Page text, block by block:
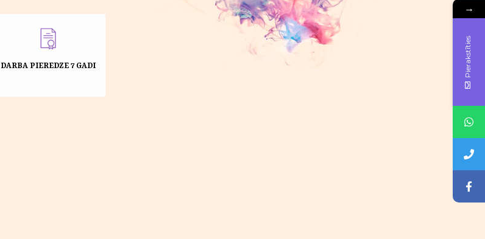
DARBA PIEREDZE 7 GADI
→
Pierakstīties